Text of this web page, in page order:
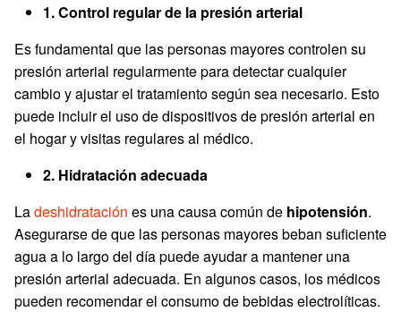
1. Control regular de la presión arterial
Es fundamental que las personas mayores controlen su
presión arterial regularmente para detectar cualquier
cambio y ajustar el tratamiento según sea necesario. Esto
puede incluir el uso de dispositivos de presión arterial en
el hogar y visitas regulares al médico.
2. Hidratación adecuada
Ladeshidratación es una causa común de hipotensión.
Asegurarse de que las personas mayores beban suficiente
agua a lo largo del día puede ayudar a mantener una
presión arterial adecuada. En algunos casos, los médicos
pueden recomendar el consumo de bebidas electrolíticas.